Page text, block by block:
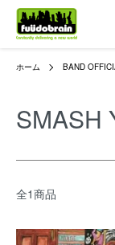
ホーム BAND
SMASH
全1商品